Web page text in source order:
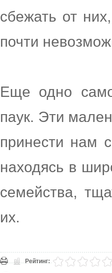
сбежать от
почти
Еще одно
паук. Эти
принести нам
находясь в
семейства,
их.
Рейтинг: